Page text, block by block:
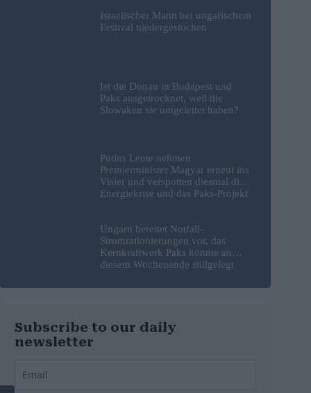
Israelischer Mann bei ungarischem
Festival niedergestochen
Ist die Donau in Budapest und
Paks ausgetrocknet, weil die
Slowaken sie umgeleitet haben?
Putins Leute nehmen
Premierminister Magyar erneut ins
Visier und verspotten diesmal die
Energiekrise und das Paks-Projekt
Ungarn bereitet Notfall-
Stromrationierungen vor, das
Kernkraftwerk Paks könnte an
diesem Wochenende stillgelegt
Subscribe to our daily
newsletter